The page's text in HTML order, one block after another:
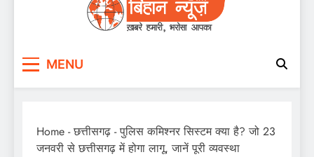
MENU
Home -छत्तीसगढ़ -पुलिस कमिश्नर सिस्टम क्या है? जो 23
जनवरी से छत्तीसगढ़ में होगा लागू, जानें पूरी व्यवस्था